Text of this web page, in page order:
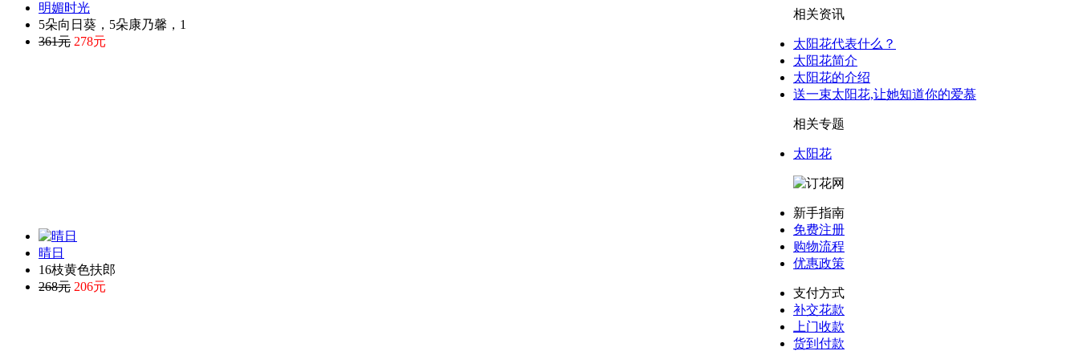
明媚时光
5朵向日葵，5朵康乃馨，1
361元 278元
晴日
16枝黄色扶郎
268元 206元
相关资讯
太阳花代表什么？
太阳花简介
太阳花的介绍
送一束太阳花,让她知道你的爱慕
相关专题
太阳花
新手指南
免费注册
购物流程
优惠政策
支付方式
补交花款
上门收款
货到付款